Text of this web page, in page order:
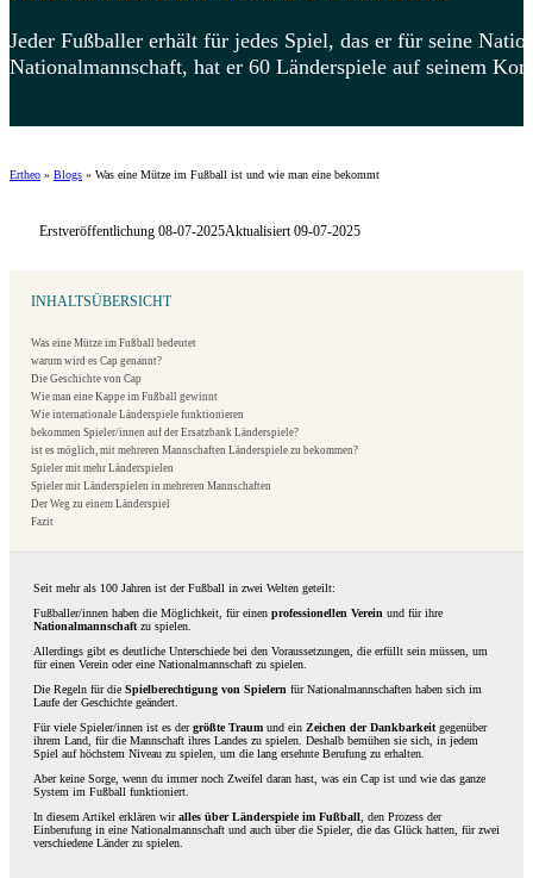
Jeder Fußballer erhält für jedes Spiel, das er für seine
Nationalmannschaft, hat er 60 Länderspiele auf seinem
Ertheo » Blogs » Was eine Mütze im Fußball ist und wie man eine bekommt
Erstveröffentlichung 08-07-2025Aktualisiert 09-07-2025
INHALTSÜBERSICHT
Was eine Mütze im Fußball bedeutet
warum wird es Cap genannt?
Die Geschichte von Cap
Wie man eine Kappe im Fußball gewinnt
Wie internationale Länderspiele funktionieren
bekommen Spieler/innen auf der Ersatzbank Länderspiele?
ist es möglich, mit mehreren Mannschaften Länderspiele zu bekommen?
Spieler mit mehr Länderspielen
Spieler mit Länderspielen in mehreren Mannschaften
Der Weg zu einem Länderspiel
Fazit
Seit mehr als 100 Jahren ist der Fußball in zwei Welten geteilt:
Fußballer/innen haben die Möglichkeit, für einen professionellen Verein und für ihre
Nationalmannschaftzu spielen.
Allerdings gibt es deutliche Unterschiede bei den Voraussetzungen, die erfüllt sein müssen, um
für einen Verein oder eine Nationalmannschaft zu spielen.
Die Regeln für die Spielberechtigung von Spielern für Nationalmannschaften haben sich im
Laufe der Geschichte geändert.
Für viele Spieler/innen ist es dergrößte Traum und ein Zeichen der Dankbarkeitgegenüber
ihrem Land, für die Mannschaft ihres Landes zu spielen. Deshalb bemühen sie sich, in jedem
Spiel auf höchstem Niveau zu spielen, um die lang ersehnte Berufung zu erhalten.
Aber keine Sorge, wenn du immer noch Zweifel daran hast, was ein Cap ist und wie das ganze
System im Fußball funktioniert.
In diesem Artikel erklären wiralles über Länderspiele im Fußball, den Prozess der
Einberufung in eine Nationalmannschaft und auch über die Spieler, die das Glück hatten, für zwei
verschiedene Länder zu spielen.